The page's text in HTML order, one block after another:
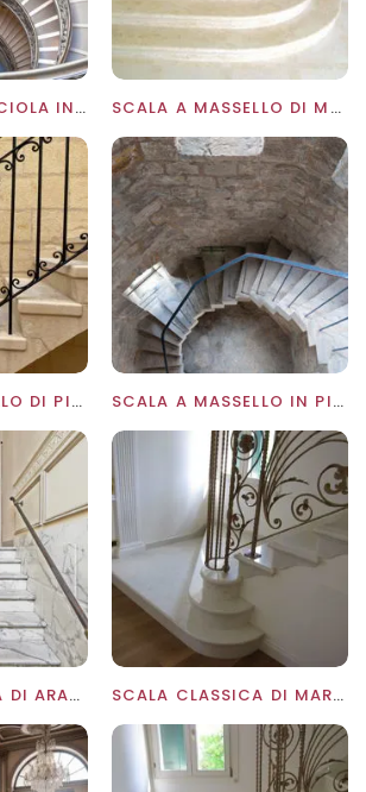
SCALA A CHIOCCIOLA IN MARMO CON RINGHIERA ARTISTICA SCALA A MASSELLO DI MARMO GIALLO D'ISTRIA
SCALA A MASSELLO DI PIETRA BIANCA CON RINGHIERA IN FERRO SCALA A MASSELLO IN PIETRA ANCORATA NEL MURO
SCALA CLASSICA DI ARABESCATO GIOIA CON BOISERIE ALLE PARETI SCALA CLASSICA DI MARMO BIANCONE DI ASIAGO